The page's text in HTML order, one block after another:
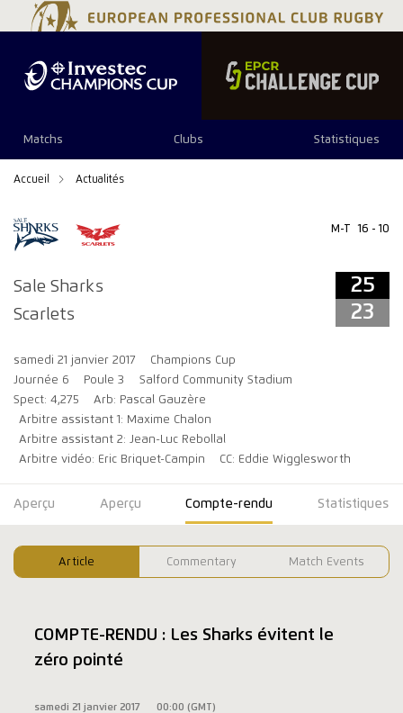
Matchs Clubs Statistiques
Accueil Actualités
Sale Sharks
Scarlets
M-T 16 - 10
25
23
samedi 21 janvier 2017
Champions Cup
Journée 6
Poule 3
Salford Community Stadium
Spect: 4,275
Arb: Pascal Gauzère
Arbitre assistant 1: Maxime Chalon
Arbitre assistant 2: Jean-Luc Rebollal
Arbitre vidéo: Eric Briquet-Campin
CC: Eddie Wigglesworth
25 23
Aperçu Aperçu Compte-rendu Statistiques
Article Commentary Match Events
COMPTE-RENDU : Les Sharks évitent le
zéro pointé
samedi 21 janvier 2017 00:00 (GMT)